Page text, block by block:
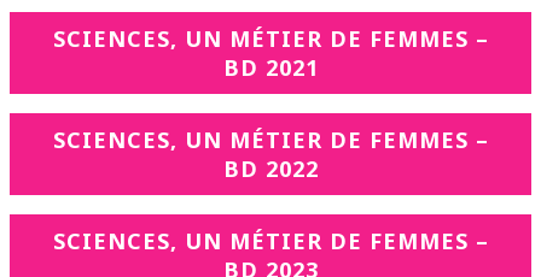
SCIENCES, UN MÉTIER DE FEMMES –
BD 2021
SCIENCES, UN MÉTIER DE FEMMES –
BD 2022
SCIENCES, UN MÉTIER DE FEMMES –
BD 2023